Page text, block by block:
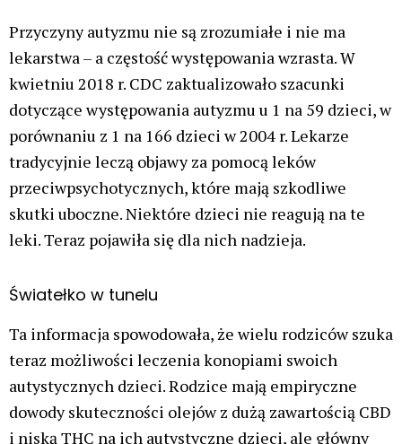
Przyczyny autyzmu nie są zrozumiałe i nie ma
lekarstwa – a częstość występowania wzrasta. W
kwietniu 2018 r. CDC zaktualizowało szacunki
dotyczące występowania autyzmu u 1 na 59 dzieci, w
porównaniu z 1 na 166 dzieci w 2004 r. Lekarze
tradycyjnie leczą objawy za pomocą leków
przeciwpsychotycznych, które mają szkodliwe
skutki uboczne. Niektóre dzieci nie reagują na te
leki. Teraz pojawiła się dla nich nadzieja.
Światełko w tunelu
Ta informacja spowodowała, że wielu rodziców szuka
teraz możliwości leczenia konopiami swoich
autystycznych dzieci. Rodzice mają empiryczne
dowody skuteczności olejów z dużą zawartością CBD
i niską THC na ich autystyczne dzieci, ale główny